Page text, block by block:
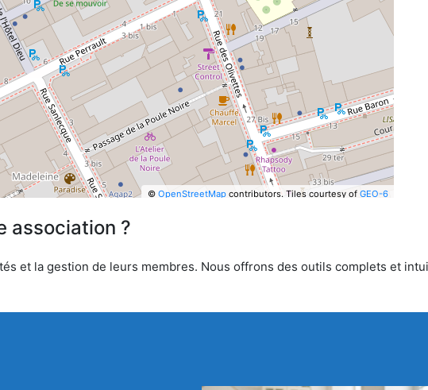
© OpenStreetMapcontributors. Tiles courtesy of GEO-6
association ?
et la gestion de leurs membres. Nous offrons des outils complets et